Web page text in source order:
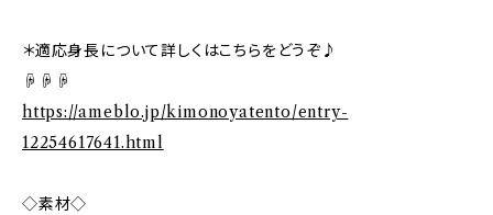
＊適応身長について詳しくはこちらをどうぞ♪
☟☟☟
https://ameblo.jp/kimonoyatento/entry-
12254617641.html
◇素材◇